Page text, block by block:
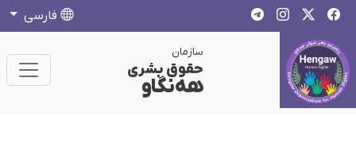
فارسی
سازمان
حقوق بشری
هەنگاو